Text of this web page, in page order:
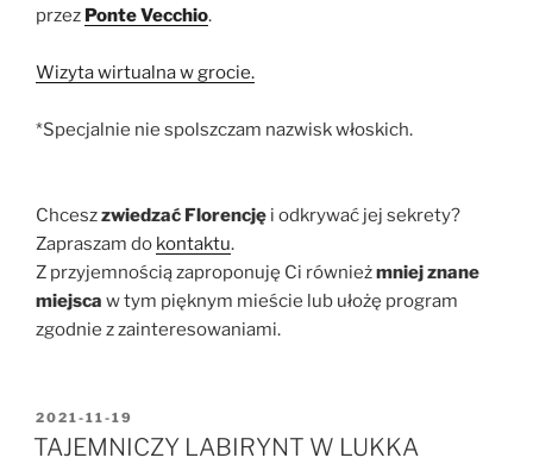
przez Ponte Vecchio.
Wizyta wirtualna w grocie.
*Specjalnie nie spolszczam nazwisk włoskich.
Chceszzwiedzać Florencję i odkrywać jej sekrety?
Zapraszam do kontaktu.
Z przyjemnością zaproponuję Ci równieżmniej znane
miejsca w tym pięknym mieście lub ułożę program
zgodnie z zainteresowaniami.
OPUBLIKOWANE
W
2021-11-19
TAJEMNICZY LABIRYNT W LUKKA